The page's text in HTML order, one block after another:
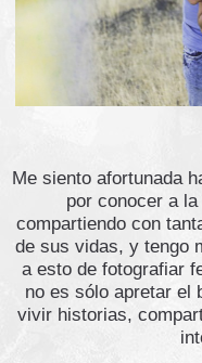
Me siento afortunada
por conocer a
compartiendo con
de sus vidas, y tengo
a esto de fotografiar
no es sólo apretar el
vivir historias,